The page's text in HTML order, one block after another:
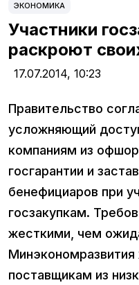
ЭКОНОМИКА
Участники
раскроют
17.07.2014, 10:23
Правительство
усложняющий
компаниям из
госгарантии и
бенефициаров при
госзакупкам.
жесткими, чем
поставщикам из